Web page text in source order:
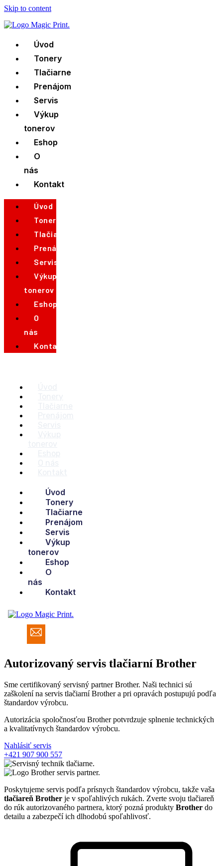
Skip to content
Úvod
Tonery
Tlačiarne
Prenájom
Servis
Výkup
tonerov
Eshop
O
nás
Kontakt
Úvod
Tonery
Tlačiarne
Prenájom
Servis
Výkup
tonerov
Eshop
O
nás
Kontakt
Úvod
Tonery
Tlačiarne
Prenájom
Servis
Výkup
tonerov
Eshop
O
nás
Kontakt
Autorizovaný servis tlačiarní Brother
Sme certifikovaný servisný partner Brother. Naši technici sú
zaškolení na servis tlačiarní Brother a pri opravách postupujú podľa
štandardov výrobcu.
Autorizácia spoločnosťou Brother potvrdzuje splnenie technických
a kvalitatívnych štandardov výrobcu.
Nahlásiť servis
+421 907 900 557
Poskytujeme servis podľa prísnych štandardov výrobcu, takže vaša
tlačiareň Brother je v spoľahlivých rukách. Zverte svoju tlačiareň
do rúk autorizovaného partnera, ktorý pozná produkty Brother do
detailu a zabezpečí ich dlhodobú spoľahlivosť.